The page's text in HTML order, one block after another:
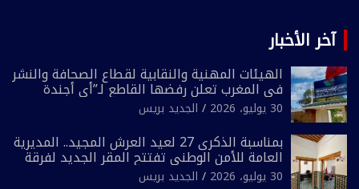
آخر الأخبار
الهيئات المهنية والنقابية لقطاع الصحافة والنشر
في المغرب تعلن رفضها القاطع لـ”أي أجندة
انتخابية مُعدة على مقاس سياسي ومصلحي
ضيق”
30 يوليو، 2026 الجديد بريس
بمناسبة الذكرى 27 لعيد العرش المجيد.. المديرية
العامة للأمن الوطني تفتتح المقر الجديد لفرقة
الشرطة السياحية بفاس
30 يوليو، 2026 الجديد بريس